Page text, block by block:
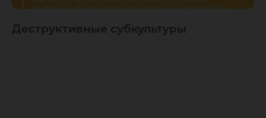
Деструктивные субкультуры